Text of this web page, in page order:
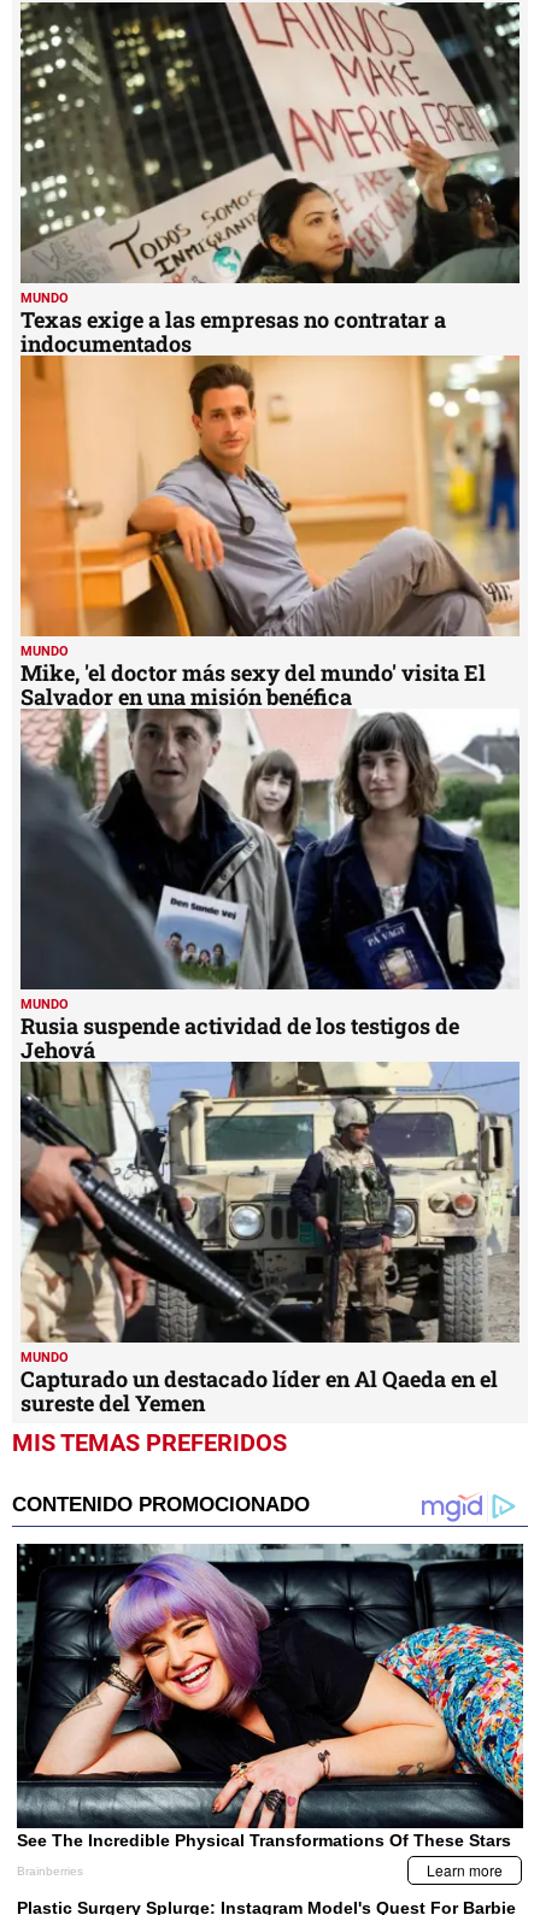
59
seconds
MUNDO
Texas exige a las empresas no contratar a
indocumentados
MUNDO
Mike, 'el doctor más sexy del mundo' visita El
Salvador en una misión benéfica
MUNDO
Rusia suspende actividad de los testigos de
Jehová
MUNDO
Capturado un destacado líder en Al Qaeda en el
sureste del Yemen
MIS TEMAS PREFERIDOS